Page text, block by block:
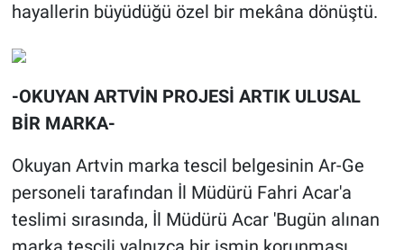
hayallerin büyüdüğü özel bir mekâna dönüştü.
-OKUYAN ARTVİN PROJESİ ARTIK ULUSAL
BİR MARKA-
Okuyan Artvin marka tescil belgesinin Ar-Ge
personeli tarafından İl Müdürü Fahri Acar'a
teslimi sırasında, İl Müdürü Acar 'Bugün alınan